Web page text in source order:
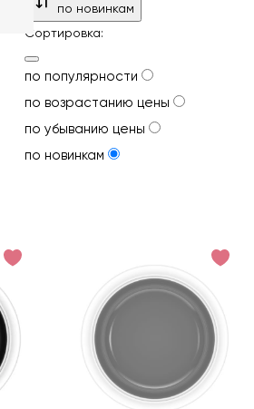
по новинкам
Сортировка:
по популярности
по возрастанию цены
по убыванию цены
по новинкам